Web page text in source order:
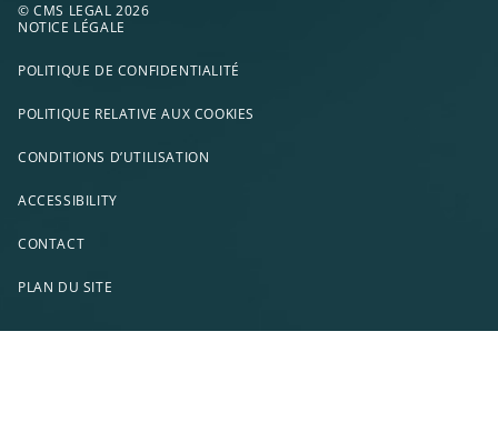
© CMS LEGAL 2026
NOTICE LÉGALE
POLITIQUE DE CONFIDENTIALITÉ
POLITIQUE RELATIVE AUX COOKIES
CONDITIONS D’UTILISATION
ACCESSIBILITY
CONTACT
PLAN DU SITE